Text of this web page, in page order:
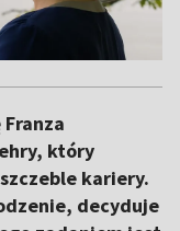
który
kariery.
decyduje